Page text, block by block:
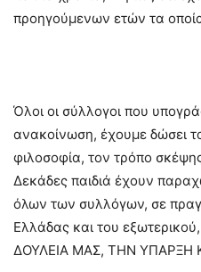
προηγούμενων ετών τα
Όλοι οι σύλλογοι που
ανακοίνωση, έχουμε δώσει
φιλοσοφία, τον τρόπο
Δεκάδες παιδιά έχουν
όλων των συλλόγων, σε
Ελλάδας και του
ΔΟΥΛΕΙΑ ΜΑΣ, ΤΗΝ ΥΠΑΡΞΗ